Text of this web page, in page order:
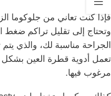
فإذا كنت تعاني من جلوكوما
وتحتاج إلى تقليل تراكم ضغط
الجراحة مناسبة لك، والذي
تعمل أدوية قطرة العين بشكل
مرغوب فيها.